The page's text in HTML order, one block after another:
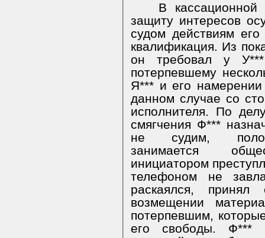
В
защиту интересов
судом действиям
квалификация. Из
он требовал у
потерпевшему
Я*** и его
данном случае со
исполнителя. По
смягчения Ф***
не судим,
занимается
инициатором
телефоном не
раскаялся,
возмещении
потерпевшим,
его свободы. Ф***